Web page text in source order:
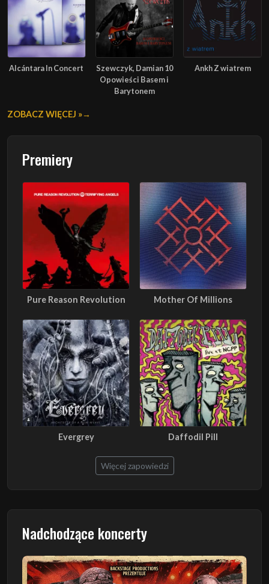
Alcántara In Concert
Szewczyk, Damian 10
Opowieści Basem i
Barytonem
Ankh Z wiatrem
ZOBACZ WIĘCEJ »
Premiery
Pure Reason Revolution Mother Of Millions
Evergrey Daffodil Pill
Więcej zapowiedzi
Nadchodzące koncerty